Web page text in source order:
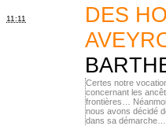
11:11
DES
Certes notre
concernant les
frontières…
nous avons décidé
dans sa